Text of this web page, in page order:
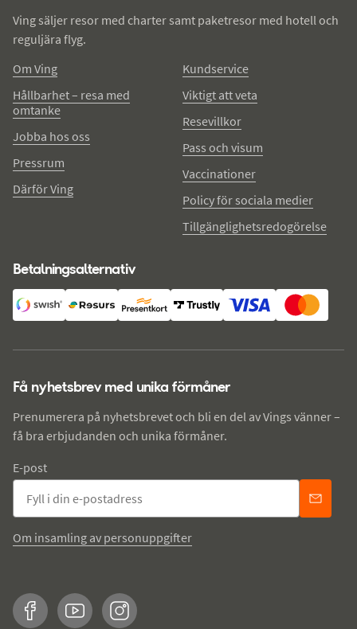
Ving säljer resor med charter samt paketresor med hotell och
reguljära flyg.
Om Ving
Hållbarhet – resa med
omtanke
Jobba hos oss
Pressrum
Därför Ving
Kundservice
Viktigt att veta
Resevillkor
Pass och visum
Vaccinationer
Policy för sociala medier
Tillgänglighetsredogörelse
Betalningsalternativ
Få nyhetsbrev med unika förmåner
Prenumerera på nyhetsbrevet och bli en del av Vings vänner –
få bra erbjudanden och unika förmåner.
E-post
Om insamling av personuppgifter
FacebookYouTubeInstagram